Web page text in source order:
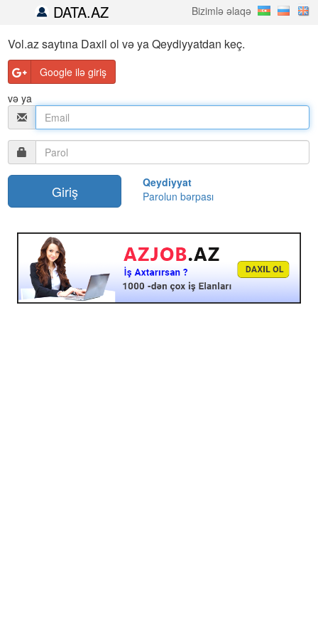
DATA.AZ Bizimlə əlaqə
Vol.az saytına Daxil ol və ya Qeydiyyatdan keç.
Google ilə giriş
və ya
Qeydiyyat
Parolun bərpası